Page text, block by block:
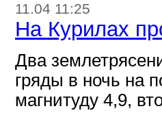
11.04 11:25
На Курилах
Два
гряды в ночь на
магнитуду 4,9,